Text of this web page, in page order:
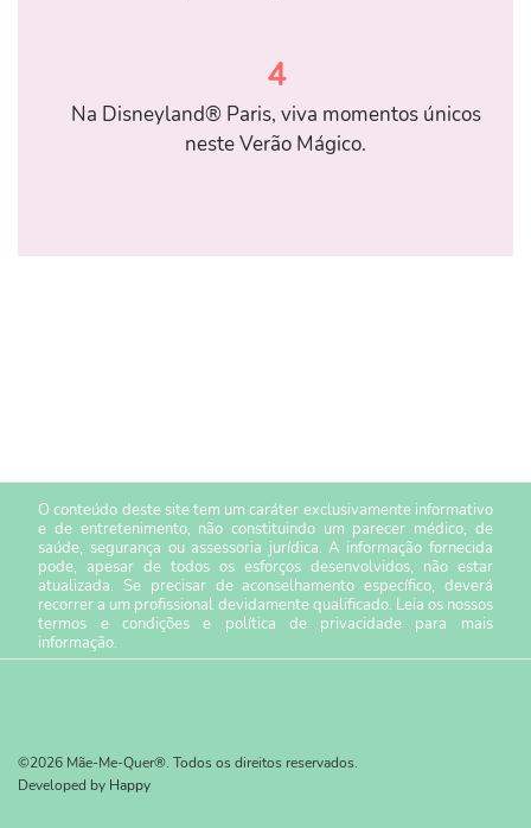
4
Na Disneyland® Paris, viva momentos únicos
neste Verão Mágico.
O conteúdo deste site tem um caráter exclusivamente informativo
e de entretenimento, não constituindo um parecer médico, de
saúde, segurança ou assessoria jurídica. A informação fornecida
pode, apesar de todos os esforços desenvolvidos, não estar
atualizada. Se precisar de aconselhamento específico, deverá
recorrer a um profissional devidamente qualificado. Leia os nossos
termos e condiçõese política de privacidade para mais
informação.
©2026 Mãe-Me-Quer®. Todos os direitos reservados.
Developed by Happy